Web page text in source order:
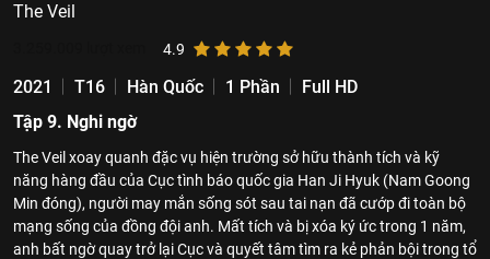
The Veil
4.9
2021 T16 Hàn Quốc 1 Phần
Full HD
Tập 9. Nghi ngờ
The Veil xoay quanh đặc vụ hiện trường sở hữu thành tích và kỹ
năng hàng đầu của Cục tình báo quốc gia Han Ji Hyuk (Nam Goong
Min đóng), người may mắn sống sót sau tai nạn đã cướp đi toàn bộ
mạng sống của đồng đội anh. Mất tích và bị xóa ký ức trong 1 năm,
anh bất ngờ quay trở lại Cục và quyết tâm tìm ra kẻ phản bội trong tổ